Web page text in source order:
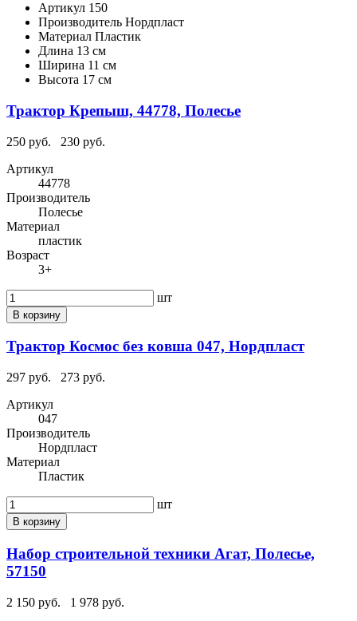
Артикул 150
Производитель Нордпласт
Материал Пластик
Длина 13 см
Ширина 11 см
Высота 17 см
Трактор Крепыш, 44778, Полесье
250 руб.
230 руб.
Артикул
44778
Производитель
Полесье
Материал
пластик
Возраст
3+
шт
В корзину
Трактор Космос без ковша 047, Нордпласт
297 руб.
273 руб.
Артикул
047
Производитель
Нордпласт
Материал
Пластик
шт
В корзину
Набор строительной техники Агат, Полесье,
57150
2 150 руб.
1 978 руб.